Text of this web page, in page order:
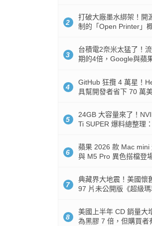
2
打破大廠墨水綁架！開
制的「Open Printer」
3
台積電2奈米太猛了！
期的4倍，Google與蘋
4
GitHub 狂攬 4 萬星！
具幫開發者省下 70 萬
5
24GB 大容量來了！
Ti SUPER 爆料總整理
6
蘋果 2026 款 Mac mini
與 M5 Pro 異色搭檔登
7
典藏界大地震！美國懷
97 片未公開版《超級
8
美國上半年 CD 銷量大
為黑膠 7 倍，但購買者